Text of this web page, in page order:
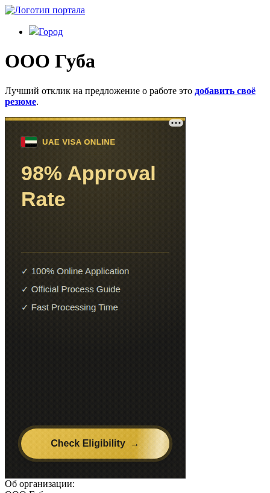
Город
ООО Губа
Лучший отклик на предложение о работе это добавить своё
резюме.
Об организации: